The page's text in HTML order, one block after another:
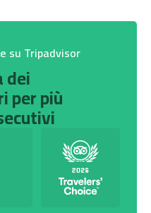
su Tripadvisor
dei
per più